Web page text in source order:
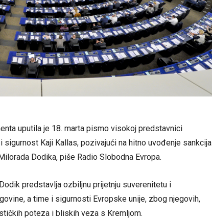
uputila je 18. marta pismo visokoj predstavnici
sigurnost Kaji Kallas, pozivajući na hitno uvođenje sankcija
Dodika, piše Radio Slobodna Evropa.
predstavlja ozbiljnu prijetnju suverenitetu i
a time i sigurnosti Evropske unije, zbog njegovih,
poteza i bliskih veza s Kremljom.